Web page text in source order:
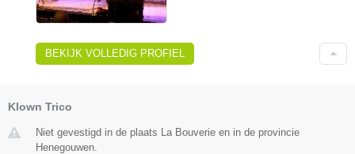
BEKIJK VOLLEDIG PROFIEL
Klown Trico
Niet gevestigd in de plaats La Bouverie en in de provincie
Henegouwen.